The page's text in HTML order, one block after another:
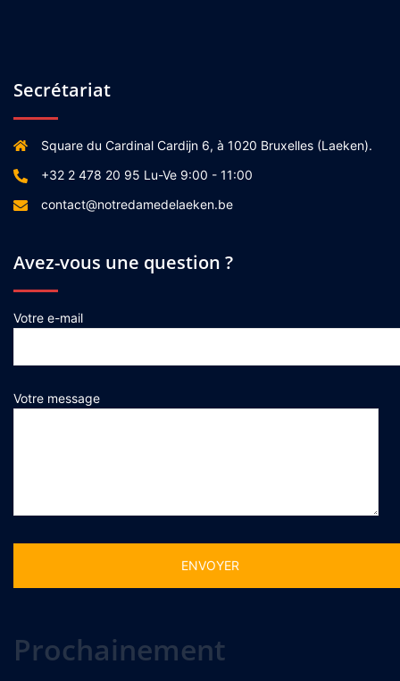
Secrétariat
Square du Cardinal Cardijn 6, à 1020 Bruxelles (Laeken).
+32 2 478 20 95 Lu-Ve 9:00 - 11:00
contact@notredamedelaeken.be
Avez-vous une question ?
Votre e-mail
Votre message
Prochainement